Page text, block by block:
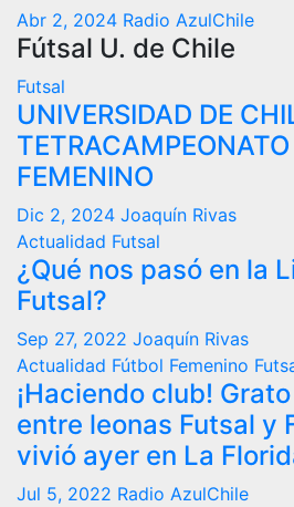
Abr 2, 2024 Radio AzulChile
Fútsal U. de Chile
Futsal
UNIVERSIDAD DE
FEMENINO
Dic 2, 2024 Joaquín Rivas
Actualidad Futsal
¿Qué nos pasó en la
Futsal?
Sep 27, 2022 Joaquín Rivas
Actualidad Fútbol Femenino
¡Haciendo club!
entre leonas Futsal y
vivió ayer en La
Jul 5, 2022 Radio AzulChile